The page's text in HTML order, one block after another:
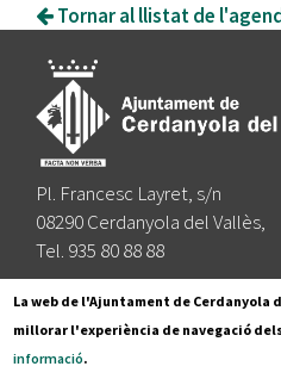
Tornar al llistat de
Pl. Francesc Layret, s/n
08290 Cerdanyola del Vallès,
Tel. 935 80 88 88
Segueix-nos a:
La web de l'Ajuntament de Cerdanyola
millorar l'experiència de navegació
informació.